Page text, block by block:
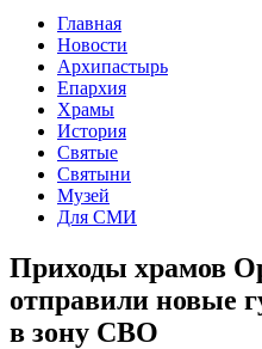
Главная
Новости
Архипастырь
Епархия
Храмы
История
Святые
Святыни
Музей
Для СМИ
Приходы храмов
отправили новые
в зону СВО